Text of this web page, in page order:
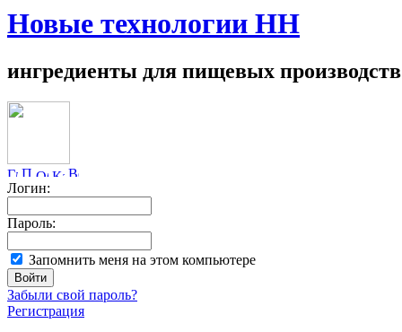
Новые технологии НН
ингредиенты для пищевых производств
Логин:
Пароль:
Запомнить меня на этом компьютере
Забыли свой пароль?
Регистрация